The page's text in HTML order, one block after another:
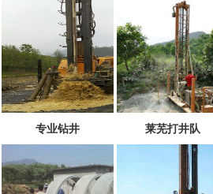
专业钻井 莱芜打井队